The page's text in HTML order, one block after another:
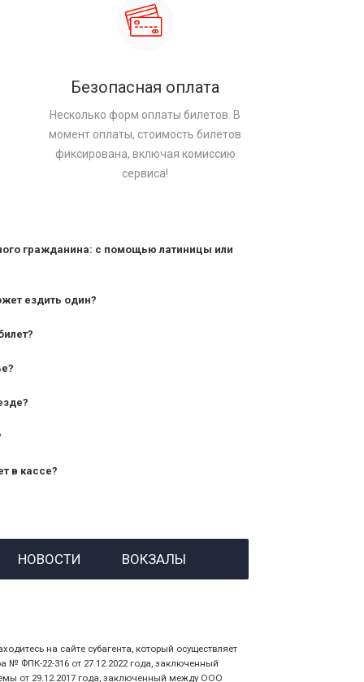
Безопасная оплата
Несколько форм оплаты билетов. В
момент оплаты, стоимость билетов
фиксирована, включая комиссию
сервиса!
гражданина: с помощью латиницы или
ездить один?
— от 10 лет и старше;
в кассе?
номер заказа;
НОВОСТИ ВОКЗАЛЫ
на сайте субагента, который осуществляет
№ ФПК-22-316 от 27.12.2022 года, заключенный
от 29.12.2017 года, заключенный между ООО